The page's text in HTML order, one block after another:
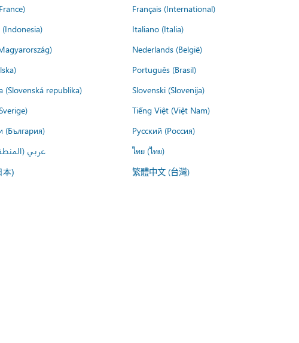
Français (International)
Italiano (Italia)
Nederlands (België)
Português (Brasil)
(Slovenská republika) Slovenski (Slovenija)
Tiếng Việt (Việt Nam)
(България) Русский (Россия)
عربي ไทย (ไทย)
本) 繁體中文 (台灣)